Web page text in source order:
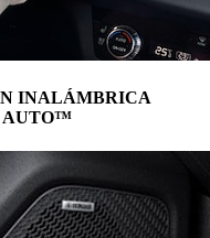
INALÁMBRICA
AUTO™